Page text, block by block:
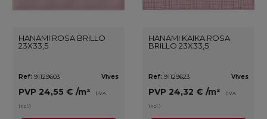
HANAMI ROSA BRILLO
23X33,5
Ref: 91129603 Vives
PVP 24,55 € /m² (IVA
incl.)
HANAMI KAIKA ROSA
BRILLO 23X33,5
Ref: 91129623 Vives
PVP 24,32 € /m² (IVA
incl.)